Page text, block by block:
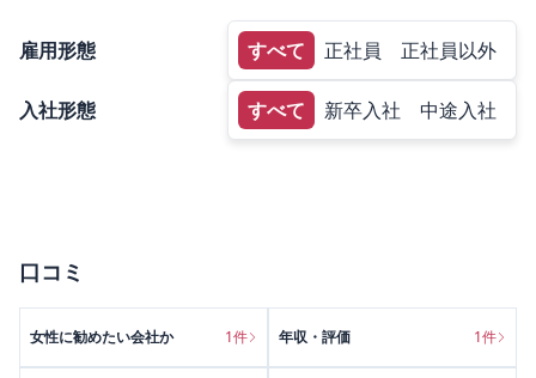
雇用形態 すべて 正社員 正社員以外
入社形態 すべて 新卒入社 中途入社
口コミ
女性に勧めたい会社か 1件 年収・評価 1件